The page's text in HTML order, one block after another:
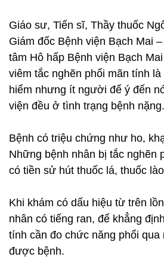
Giáo sư, Tiến sĩ, Thầy thuốc
Giám đốc Bệnh viện Bạch Mai
tâm Hô hấp Bệnh viện Bạch
viêm tắc nghẽn phổi mãn tính
hiểm nhưng ít người để ý đến
viện đều ở tình trạng bệnh nặng.
Bệnh có triệu chứng như ho,
Những bệnh nhân bị tắc nghẽn
có tiền sử hút thuốc lá, thuốc
Khi khám có dấu hiệu từ trên
nhân có tiếng ran, để khẳng
tính cần đo chức năng phổi qua
được bệnh.